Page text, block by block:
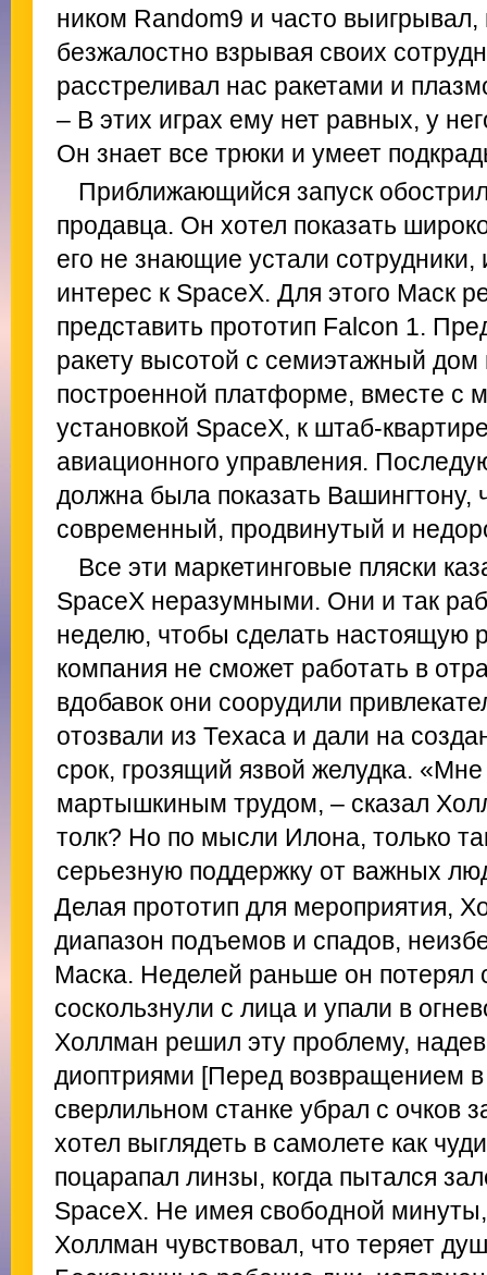
ником Random9 и часто выигрывал,
безжалостно взрывая своих
расстреливал нас ракетами и
– В этих играх ему нет равных, у
Он знает все трюки и умеет
Приближающийся запуск
продавца. Он хотел показать
его не знающие устали сотрудники,
интерес к SpaceX. Для этого Маск
представить прототип Falcon 1.
ракету высотой с семиэтажный дом
построенной платформе, вместе с
установкой SpaceX, к штаб-
авиационного управления.
должна была показать Вашингтону,
современный, продвинутый и
Все эти маркетинговые пляски
SpaceX неразумными. Они и так
неделю, чтобы сделать настоящую
компания не сможет работать в
вдобавок они соорудили
отозвали из Техаса и дали на
срок, грозящий язвой желудка. «Мне
мартышкиным трудом, – сказал
толк? Но по мысли Илона, только
серьезную поддержку от важных
Делая прототип для мероприятия,
диапазон подъемов и спадов,
Маска. Неделей раньше он потерял
соскользнули с лица и упали в
Холлман решил эту проблему,
диоптриями [Перед возвращением
сверлильном станке убрал с очков
хотел выглядеть в самолете как
поцарапал линзы, когда пытался
SpaceX. Не имея свободной
Холлман чувствовал, что теряет